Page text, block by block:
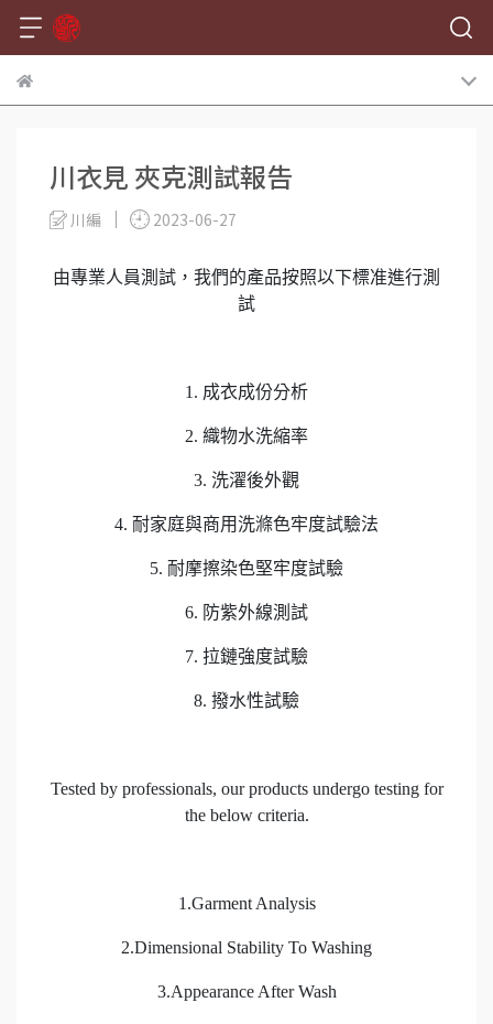
川衣見 夾克測試報告
川編 2023-06-27
由專業人員測試，我們的產品按照以下標准進行測
試
1. 成衣成份分析
2. 織物水洗縮率
3. 洗濯後外觀
4. 耐家庭與商用洗滌色牢度試驗法
5. 耐摩擦染色堅牢度試驗
6. 防紫外線測試
7. 拉鏈強度試驗
8. 撥水性試驗
Tested by professionals, our products undergo testing for
the below criteria.
1.Garment Analysis
2.Dimensional Stability To Washing
3.Appearance After Wash